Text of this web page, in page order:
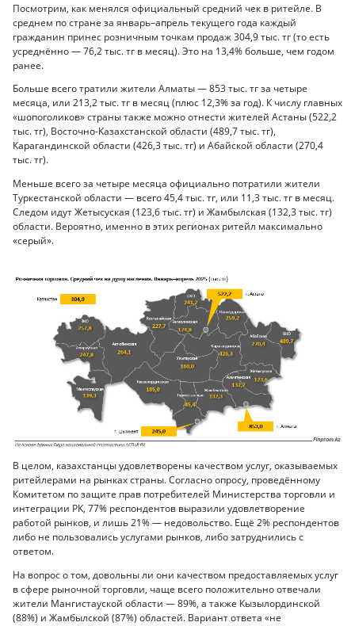
Посмотрим, как менялся официальный средний чек в ритейле. В
среднем по стране за январь–апрель текущего года каждый
гражданин принес розничным точкам продаж 304,9 тыс. тг (то есть
усреднённо — 76,2 тыс. тг в месяц). Это на 13,4% больше, чем годом
ранее.
Больше всего тратили жители Алматы — 853 тыс. тг за четыре
месяца, или 213,2 тыс. тг в месяц (плюс 12,3% за год). К числу главных
«шопоголиков» страны также можно отнести жителей Астаны (522,2
тыс. тг), Восточно-Казахстанской области (489,7 тыс. тг),
Карагандинской области (426,3 тыс. тг) и Абайской области (270,4
тыс. тг).
Меньше всего за четыре месяца официально потратили жители
Туркестанской области — всего 45,4 тыс. тг, или 11,3 тыс. тг в месяц.
Следом идут Жетысуская (123,6 тыс. тг) и Жамбылская (132,3 тыс. тг)
области. Вероятно, именно в этих регионах ритейл максимально
«серый».
В целом, казахстанцы удовлетворены качеством услуг, оказываемых
ритейлерами на рынках страны. Согласно опросу, проведённому
Комитетом по защите прав потребителей Министерства торговли и
интеграции РК, 77% респондентов выразили удовлетворение
работой рынков, и лишь 21% — недовольство. Ещё 2% респондентов
либо не пользовались услугами рынков, либо затруднились с
ответом.
На вопрос о том, довольны ли они качеством предоставляемых услуг
в сфере рыночной торговли, чаще всего положительно отвечали
жители Мангистауской области — 89%, а также Кызылординской
(88%) и Жамбылской (87%) областей. Вариант ответа «не